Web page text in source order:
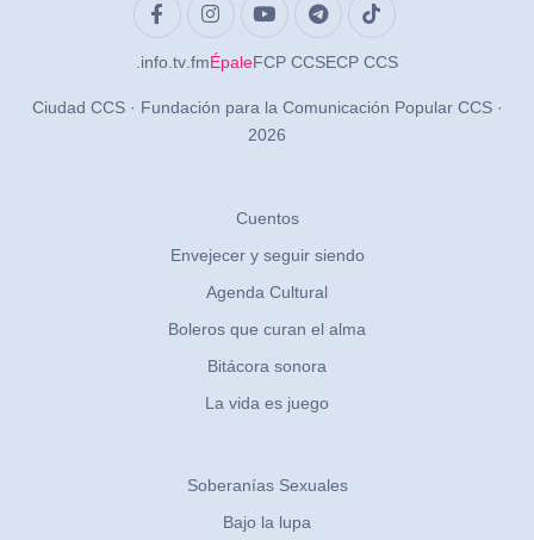
.info .tv .fmÉpaleFCP CCSECP CCS
Ciudad CCS · Fundación para la Comunicación Popular CCS ·
2026
Cuentos
Envejecer y seguir siendo
Agenda Cultural
Boleros que curan el alma
Bitácora sonora
La vida es juego
Soberanías Sexuales
Bajo la lupa